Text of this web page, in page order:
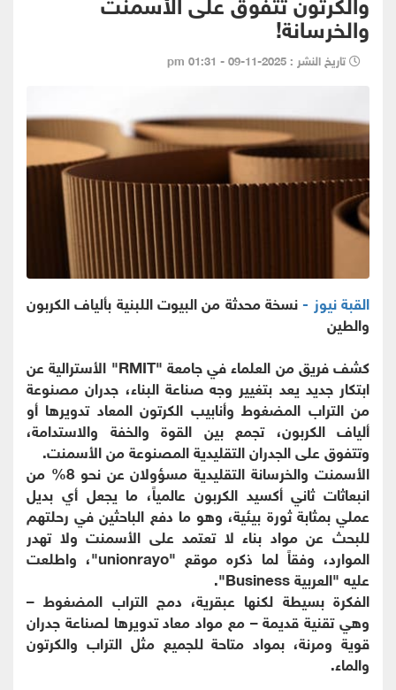
والخرسانة!
تاريخ النشر : 2025-11-09 - 01:31 pm
القبة نيوز -نسخة محدثة من البيوت اللبنية بألياف الكربون
والطين
كشف فريق من العلماء في جامعة "RMIT" الأسترالية عن
ابتكار جديد يعد بتغيير وجه صناعة البناء، جدران مصنوعة
من التراب المضغوط وأنابيب الكرتون المعاد تدويرها أو
ألياف الكربون، تجمع بين القوة والخفة والاستدامة،
وتتفوق على الجدران التقليدية المصنوعة من الأسمنت.
الأسمنت والخرسانة التقليدية مسؤولان عن نحو 8% من
انبعاثات ثاني أكسيد الكربون عالمياً، ما يجعل أي بديل
عملي بمثابة ثورة بيئية، وهو ما دفع الباحثين في رحلتهم
للبحث عن مواد بناء لا تعتمد على الأسمنت ولا تهدر
الموارد، وفقاً لما ذكره موقع "unionrayo"، واطلعت
عليه "العربية Business".
الفكرة بسيطة لكنها عبقرية، دمج التراب المضغوط –
وهي تقنية قديمة – مع مواد معاد تدويرها لصناعة جدران
قوية ومرنة، بمواد متاحة للجميع مثل التراب والكرتون
والماء.